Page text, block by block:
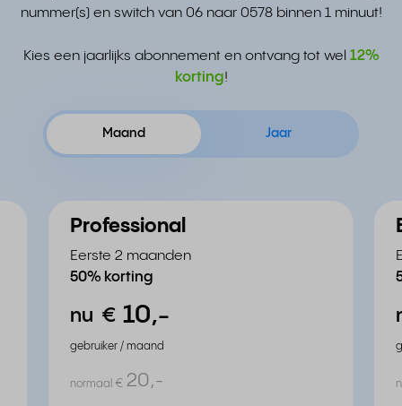
nummer(s) en switch van 06 naar 0578 binnen 1 minuut!
Kies een jaarlijks abonnement en ontvang tot wel 12%
korting!
Maand Jaar
Professional
Eerste 2 maanden
50% korting
nu € 10,-
gebruiker / maand
normaal € 20,-